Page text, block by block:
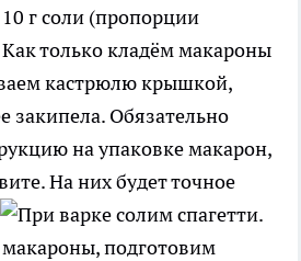
г соли (пропорции
только кладём макароны
кастрюлю крышкой,
закипела. Обязательно
на упаковке макарон,
На них будет точное
подготовим